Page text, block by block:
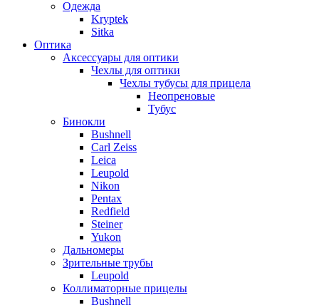
Одежда
Kryptek
Sitka
Оптика
Аксессуары для оптики
Чехлы для оптики
Чехлы тубусы для прицела
Неопреновые
Тубус
Бинокли
Bushnell
Carl Zeiss
Leica
Leupold
Nikon
Pentax
Redfield
Steiner
Yukon
Дальномеры
Зрительные трубы
Leupold
Коллиматорные прицелы
Bushnell